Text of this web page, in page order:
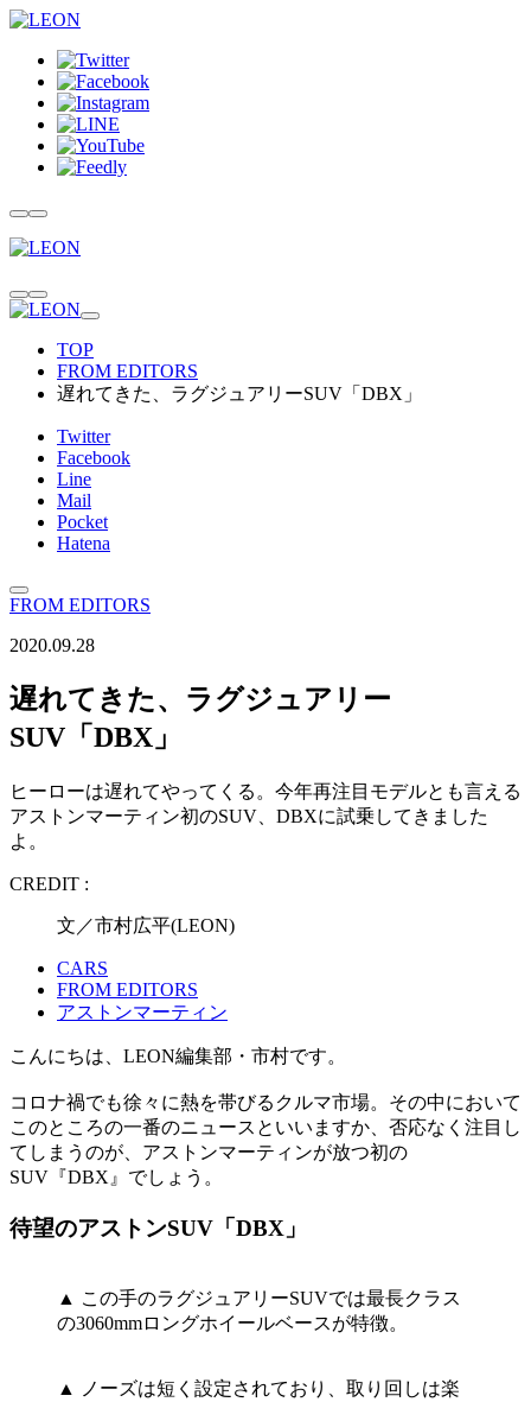
TOP
FROM EDITORS
遅れてきた、ラグジュアリーSUV「DBX」
Twitter
Facebook
Line
Mail
Pocket
Hatena
FROM EDITORS
2020.09.28
遅れてきた、ラグジュアリー
SUV「DBX」
ヒーローは遅れてやってくる。今年再注目モデルとも言える
アストンマーティン初のSUV、DBXに試乗してきました
よ。
CREDIT :
文／市村広平(LEON)
CARS
FROM EDITORS
アストンマーティン
こんにちは、LEON編集部・市村です。
コロナ禍でも徐々に熱を帯びるクルマ市場。その中において
このところの一番のニュースといいますか、否応なく注目し
てしまうのが、アストンマーティンが放つ初の
SUV『DBX』でしょう。
待望のアストンSUV「DBX」
▲ この手のラグジュアリーSUVでは最長クラス
の3060mmロングホイールベースが特徴。
▲ ノーズは短く設定されており、取り回しは楽